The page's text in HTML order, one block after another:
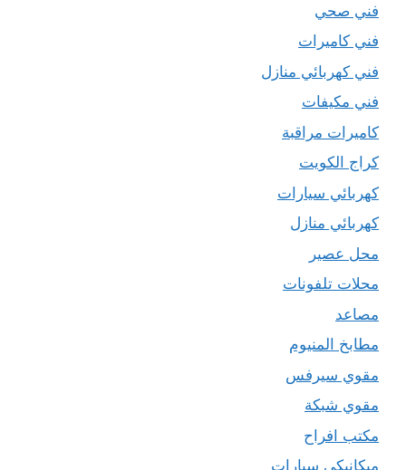
فني صحي
فني كاميرات
فني كهربائي منازل
فني مكيفات
كاميرات مراقبة
كراج الكويت
كهربائي سيارات
كهربائي منازل
محل عصير
محلات تلفونات
مصاعد
مطابخ المنيوم
مقوي سيرفس
مقوي شبكة
مكتب افراح
ميكانيكي سيارات